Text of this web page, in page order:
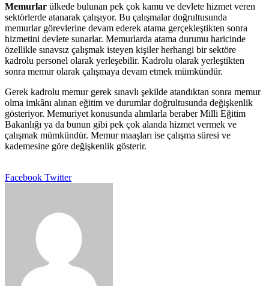
Memurlar ülkede bulunan pek çok kamu ve devlete hizmet veren
sektörlerde atanarak çalışıyor. Bu çalışmalar doğrultusunda
memurlar görevlerine devam ederek atama gerçekleştikten sonra
hizmetini devlete sunarlar. Memurlarda atama durumu haricinde
özellikle sınavsız çalışmak isteyen kişiler herhangi bir sektöre
kadrolu personel olarak yerleşebilir. Kadrolu olarak yerleştikten
sonra memur olarak çalışmaya devam etmek mümkündür.
Gerek kadrolu memur gerek sınavlı şekilde atandıktan sonra memur
olma imkânı alınan eğitim ve durumlar doğrultusunda değişkenlik
gösteriyor. Memuriyet konusunda alımlarla beraber Milli Eğitim
Bakanlığı ya da bunun gibi pek çok alanda hizmet vermek ve
çalışmak mümkündür. Memur maaşları ise çalışma süresi ve
kademesine göre değişkenlik gösterir.
Facebook TwitterGoogle+
LinkedIn
StumbleUpon
Tumblr
Pinterest
Reddit
VKontakte
E-
Yazdır